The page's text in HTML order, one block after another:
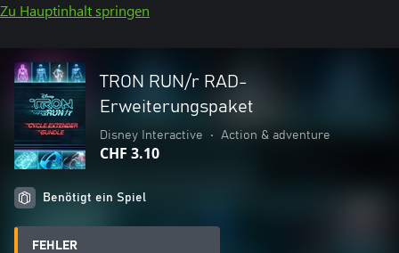
Zu Hauptinhalt springen
TRON RUN/r RAD-
Erweiterungspaket
Disney Interactive • Action & adventure
CHF 3.10
Benötigt ein Spiel
FEHLER